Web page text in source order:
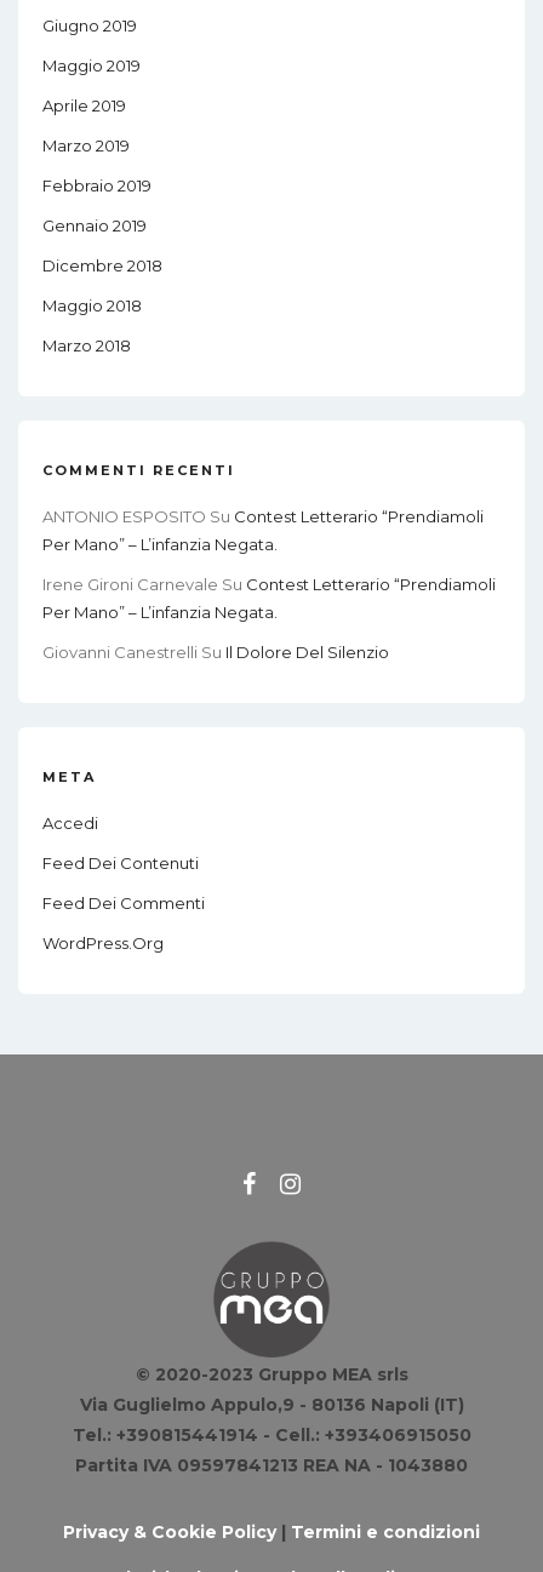
Giugno 2019
Maggio 2019
Aprile 2019
Marzo 2019
Febbraio 2019
Gennaio 2019
Dicembre 2018
Maggio 2018
Marzo 2018
COMMENTI RECENTI
ANTONIO ESPOSITO Su Contest Letterario “Prendiamoli
Per Mano” – L’infanzia Negata.
Irene Gironi Carnevale Su Contest Letterario “Prendiamoli
Per Mano” – L’infanzia Negata.
Giovanni Canestrelli Su Il Dolore Del Silenzio
META
Accedi
Feed Dei Contenuti
Feed Dei Commenti
WordPress.org
© 2020-2023 Gruppo MEA srls
Via Guglielmo Appulo,9 - 80136 Napoli (IT)
Tel.: +390815441914 - Cell.: +393406915050
Partita IVA 09597841213 REA NA - 1043880
Privacy & Cookie Policy| Termini e condizioni